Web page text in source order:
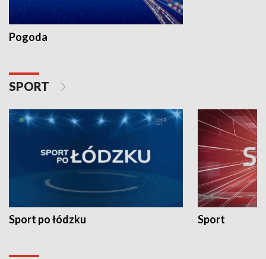
Pogoda
SPORT
Sport po łódzku Sport